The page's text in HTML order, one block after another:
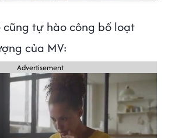
cũng tự hào công bố loạt
của MV:
Advertisement